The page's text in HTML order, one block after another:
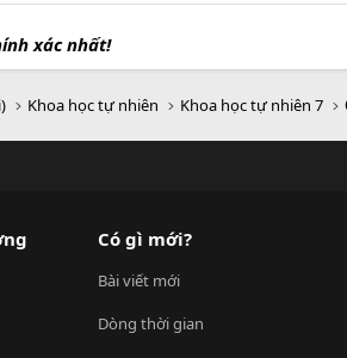
xác nhất!
Khoa học tự nhiên Khoa học tự nhiên 7
Có gì mới?
Bài viết mới
Dòng thời gian